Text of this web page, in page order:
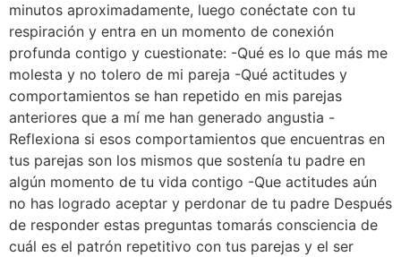
minutos aproximadamente, luego conéctate con tu
respiración y entra en un momento de conexión
profunda contigo y cuestionate: -Qué es lo que más me
molesta y no tolero de mi pareja -Qué actitudes y
comportamientos se han repetido en mis parejas
anteriores que a mí me han generado angustia -
Reflexiona si esos comportamientos que encuentras en
tus parejas son los mismos que sostenía tu padre en
algún momento de tu vida contigo -Que actitudes aún
no has logrado aceptar y perdonar de tu padre Después
de responder estas preguntas tomarás consciencia de
cuál es el patrón repetitivo con tus parejas y el ser